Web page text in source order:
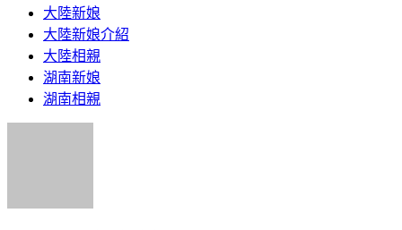
大陸新娘
大陸新娘介紹
大陸相親
湖南新娘
湖南相親